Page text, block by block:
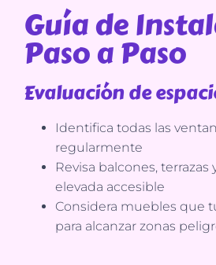
Guía de
Paso a Paso
Evaluación de
Identifica todas las
regularmente
Revisa balcones, terrazas
elevada accesible
Considera muebles que
para alcanzar zonas